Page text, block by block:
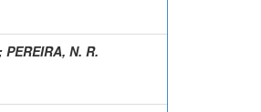
; PEREIRA, N. R.